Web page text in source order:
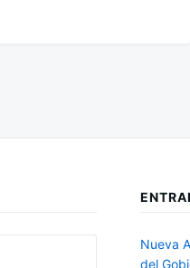
Nueva
del